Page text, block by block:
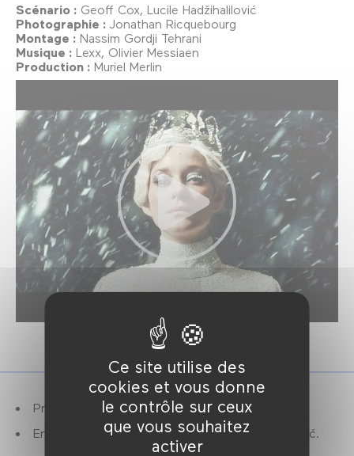
Ce site utilise des
cookies et vous donne
le contrôle sur ceux
que vous souhaitez
activer
Scénario : Geoff Cox, Lucile Hadžihalilović
Photographie : Jonathan Ricquebourg
Montage : Nassim Gordji Tehrani
Musique : Lexx, Olivier Messiaen
Production : Muriel Merlin
Première française.
En présence de la réalisatrice, Lucile Hadžihalilović.